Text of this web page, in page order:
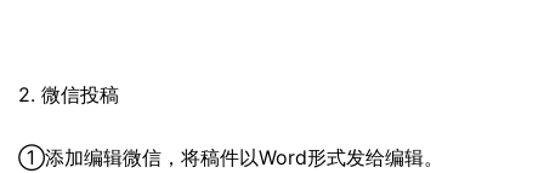
2. 微信投稿
①添加编辑微信，将稿件以Word形式发给编辑。